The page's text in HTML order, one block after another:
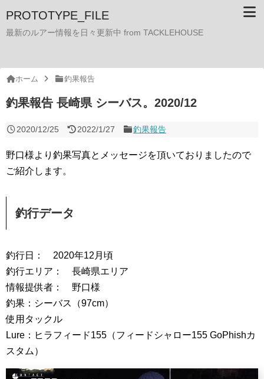
PROTOTYPE_FILE
最新のルアー情報を日々更新中 from TACKLEHOUSE
ホーム 釣果報告
釣果報告 長崎県 シーバス。2020/12
2020/12/25 2022/1/27 釣果報告
野口様より釣果写真とメッセージを頂いておりましたので
ご紹介します。
釣行データ
釣行日： 2020年12月頃
釣行エリア： 長崎県エリア
情報提供者： 野口様
釣果：シーバス（97cm）
使用タックル
Lure：ヒラフィード155（フィードシャロー155 GoPhishカ
スタム）